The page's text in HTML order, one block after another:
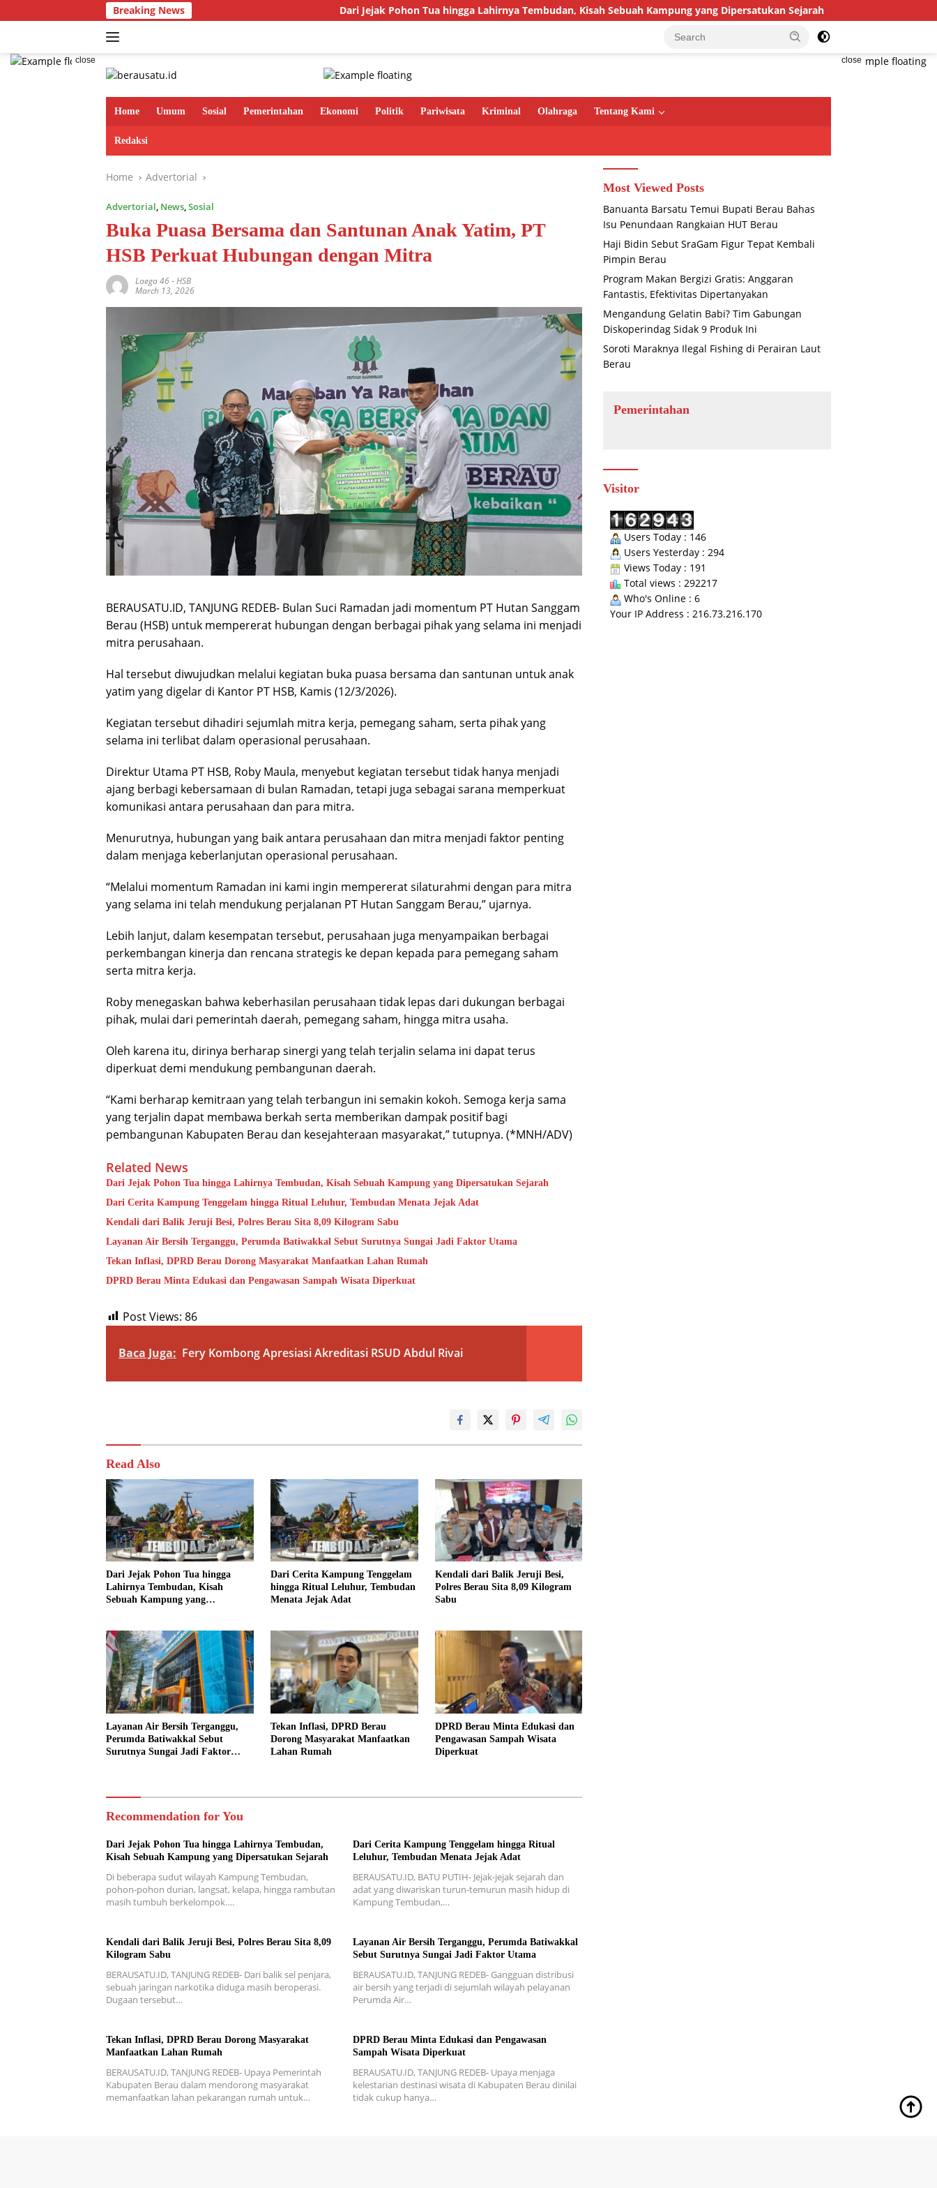
to
Breaking News Dari Jejak Pohon Tua hingga Lahirnya Tembudan, Kisah Sebuah Kampung yang Dipersatukan Sejarah Bandara Kalimarau Siap
close close
Home Umum Sosial Pemerintahan Ekonomi Politik Pariwisata Kriminal Olahraga Tentang Kami
Redaksi
Home Advertorial
Advertorial, News,Sosial
Buka Puasa Bersama dan Santunan Anak Yatim, PT
HSB Perkuat Hubungan dengan Mitra
Laega 46-HSB
March 13, 2026
BERAUSATU.ID, TANJUNG REDEB- Bulan Suci Ramadan jadi momentum PT Hutan Sanggam
Berau (HSB) untuk mempererat hubungan dengan berbagai pihak yang selama ini menjadi
mitra perusahaan.
Hal tersebut diwujudkan melalui kegiatan buka puasa bersama dan santunan untuk anak
yatim yang digelar di Kantor PT HSB, Kamis (12/3/2026).
Kegiatan tersebut dihadiri sejumlah mitra kerja, pemegang saham, serta pihak yang
selama ini terlibat dalam operasional perusahaan.
Direktur Utama PT HSB, Roby Maula, menyebut kegiatan tersebut tidak hanya menjadi
ajang berbagi kebersamaan di bulan Ramadan, tetapi juga sebagai sarana memperkuat
komunikasi antara perusahaan dan para mitra.
Menurutnya, hubungan yang baik antara perusahaan dan mitra menjadi faktor penting
dalam menjaga keberlanjutan operasional perusahaan.
“Melalui momentum Ramadan ini kami ingin mempererat silaturahmi dengan para mitra
yang selama ini telah mendukung perjalanan PT Hutan Sanggam Berau,” ujarnya.
Lebih lanjut, dalam kesempatan tersebut, perusahaan juga menyampaikan berbagai
perkembangan kinerja dan rencana strategis ke depan kepada para pemegang saham
serta mitra kerja.
Roby menegaskan bahwa keberhasilan perusahaan tidak lepas dari dukungan berbagai
pihak, mulai dari pemerintah daerah, pemegang saham, hingga mitra usaha.
Oleh karena itu, dirinya berharap sinergi yang telah terjalin selama ini dapat terus
diperkuat demi mendukung pembangunan daerah.
“Kami berharap kemitraan yang telah terbangun ini semakin kokoh. Semoga kerja sama
yang terjalin dapat membawa berkah serta memberikan dampak positif bagi
pembangunan Kabupaten Berau dan kesejahteraan masyarakat,” tutupnya. (*MNH/ADV)
Related News
Dari Jejak Pohon Tua hingga Lahirnya Tembudan, Kisah Sebuah Kampung yang Dipersatukan Sejarah
Dari Cerita Kampung Tenggelam hingga Ritual Leluhur, Tembudan Menata Jejak Adat
Kendali dari Balik Jeruji Besi, Polres Berau Sita 8,09 Kilogram Sabu
Layanan Air Bersih Terganggu, Perumda Batiwakkal Sebut Surutnya Sungai Jadi Faktor Utama
Tekan Inflasi, DPRD Berau Dorong Masyarakat Manfaatkan Lahan Rumah
DPRD Berau Minta Edukasi dan Pengawasan Sampah Wisata Diperkuat
Post Views: 86
Baca Juga: Fery Kombong Apresiasi Akreditasi RSUD Abdul Rivai
Read Also
Dari Jejak Pohon Tua hingga
Lahirnya Tembudan, Kisah
Sebuah Kampung yang
Dari Cerita Kampung Tenggelam
hingga Ritual Leluhur, Tembudan
Menata Jejak Adat
Kendali dari Balik Jeruji Besi,
Polres Berau Sita 8,09 Kilogram
Sabu
Layanan Air Bersih Terganggu,
Perumda Batiwakkal Sebut
Surutnya Sungai Jadi Faktor
Tekan Inflasi, DPRD Berau
Dorong Masyarakat Manfaatkan
Lahan Rumah
DPRD Berau Minta Edukasi dan
Pengawasan Sampah Wisata
Diperkuat
Recommendation for You
Dari Jejak Pohon Tua hingga Lahirnya Tembudan,
Kisah Sebuah Kampung yang Dipersatukan Sejarah
Di beberapa sudut wilayah Kampung Tembudan,
pohon-pohon durian, langsat, kelapa, hingga rambutan
masih tumbuh berkelompok….
Dari Cerita Kampung Tenggelam hingga Ritual
Leluhur, Tembudan Menata Jejak Adat
BERAUSATU.ID, BATU PUTIH- Jejak-jejak sejarah dan
adat yang diwariskan turun-temurun masih hidup di
Kampung Tembudan,…
Kendali dari Balik Jeruji Besi, Polres Berau Sita 8,09
Kilogram Sabu
BERAUSATU.ID, TANJUNG REDEB- Dari balik sel penjara,
sebuah jaringan narkotika diduga masih beroperasi.
Dugaan tersebut…
Layanan Air Bersih Terganggu, Perumda Batiwakkal
Sebut Surutnya Sungai Jadi Faktor Utama
BERAUSATU.ID, TANJUNG REDEB- Gangguan distribusi
air bersih yang terjadi di sejumlah wilayah pelayanan
Perumda Air…
Tekan Inflasi, DPRD Berau Dorong Masyarakat
Manfaatkan Lahan Rumah
BERAUSATU.ID, TANJUNG REDEB- Upaya Pemerintah
Kabupaten Berau dalam mendorong masyarakat
memanfaatkan lahan pekarangan rumah untuk…
DPRD Berau Minta Edukasi dan Pengawasan
Sampah Wisata Diperkuat
BERAUSATU.ID, TANJUNG REDEB- Upaya menjaga
kelestarian destinasi wisata di Kabupaten Berau dinilai
tidak cukup hanya…
Most Viewed Posts
Banuanta Barsatu Temui Bupati Berau Bahas
Isu Penundaan Rangkaian HUT Berau
Haji Bidin Sebut SraGam Figur Tepat Kembali
Pimpin Berau
Program Makan Bergizi Gratis: Anggaran
Fantastis, Efektivitas Dipertanyakan
Mengandung Gelatin Babi? Tim Gabungan
Diskoperindag Sidak 9 Produk Ini
Soroti Maraknya Ilegal Fishing di Perairan Laut
Berau
Pemerintahan
Visitor
Users Today : 146
Users Yesterday : 294
Views Today : 191
Total views : 292217
Who's Online : 6
Your IP Address : 216.73.216.170